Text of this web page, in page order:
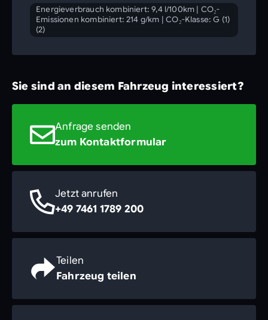
Energieverbrauch kombiniert: 9,4 l/100km | CO₂-
Emissionen kombiniert: 214 g/km |CO₂-Klasse: G (1)
(2)
Sie sind an diesem Fahrzeug interessiert?
Anfrage senden
zum Kontaktformular
Jetzt anrufen
+49 7461 1789 200
Teilen
Fahrzeug teilen